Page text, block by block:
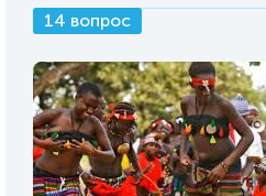
14 вопрос